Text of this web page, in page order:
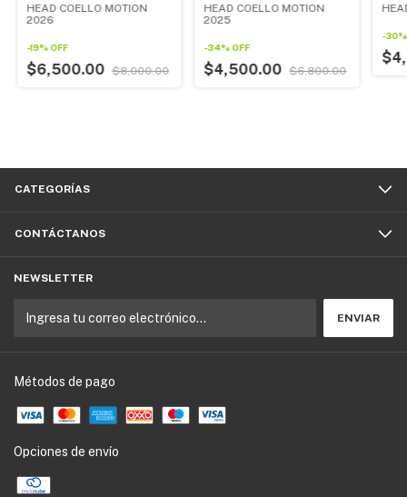
HEAD COELLO MOTION
2026
-19%OFF
$6,500.00 $8,000.00
HEAD COELLO MOTION
2025
-34%OFF
$4,500.00 $6,800.00
-30
CATEGORÍAS
CONTÁCTANOS
NEWSLETTER
Métodos de pago
Opciones de envío